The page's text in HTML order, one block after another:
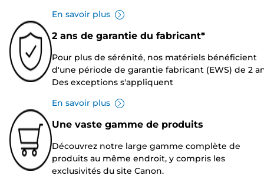
En savoir plus
2 ans de garantie du fabricant*
Pour plus de sérénité, nos matériels bénéficient
d'une période de garantie fabricant (EWS) de 2
Des exceptions s'appliquent
En savoir plus
Une vaste gamme de produits
Découvrez notre large gamme complète de
produits au même endroit, y compris les
exclusivités du site Canon.